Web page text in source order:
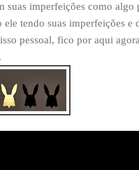
suas imperfeições como
tendo suas imperfeições
pessoal, fico por aqui